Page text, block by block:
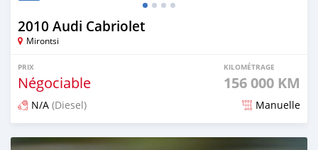
2010 Audi Cabriolet
Mirontsi
PRIX
Négociable
KILOMÉTRAGE
156 000 KM
N/A (Diesel) Manuelle
Publié il y a plus de 5 ans